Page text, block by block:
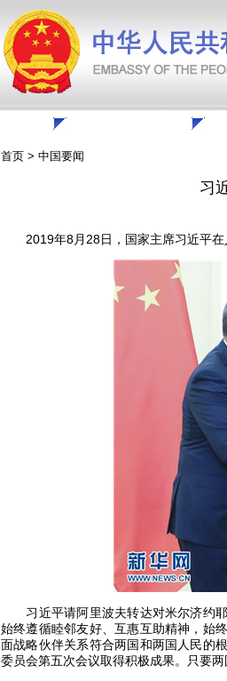
首页 > 中国要闻
习
2019年8月28日，国家主席习近平在
习近平请阿里波夫转达对米尔济约耶
始终遵循睦邻友好、互惠互助精神，始
面战略伙伴关系符合两国和两国人民的
委员会第五次会议取得积极成果。只要